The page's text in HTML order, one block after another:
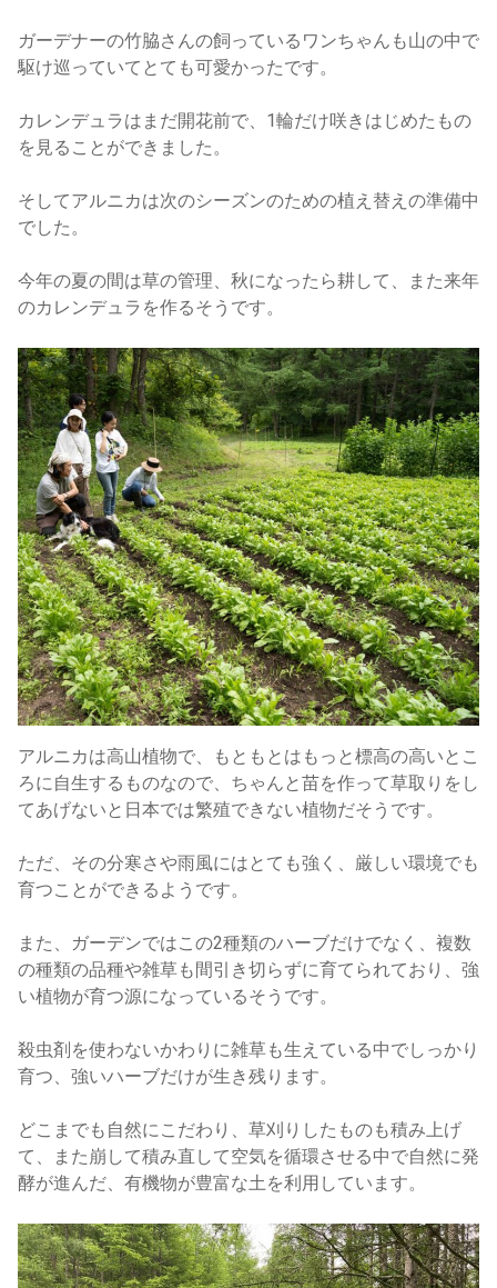
ガーデナーの竹脇さんの飼っているワンちゃんも山の中で
駆け巡っていてとても可愛かったです。
カレンデュラはまだ開花前で、1輪だけ咲きはじめたもの
を見ることができました。
そしてアルニカは次のシーズンのための植え替えの準備中
でした。
今年の夏の間は草の管理、秋になったら耕して、また来年
のカレンデュラを作るそうです。
アルニカは高山植物で、もともとはもっと標高の高いとこ
ろに自生するものなので、ちゃんと苗を作って草取りをし
てあげないと日本では繁殖できない植物だそうです。
ただ、その分寒さや雨風にはとても強く、厳しい環境でも
育つことができるようです。
また、ガーデンではこの2種類のハーブだけでなく、複数
の種類の品種や雑草も間引き切らずに育てられており、強
い植物が育つ源になっているそうです。
殺虫剤を使わないかわりに雑草も生えている中でしっかり
育つ、強いハーブだけが生き残ります。
どこまでも自然にこだわり、草刈りしたものも積み上げ
て、また崩して積み直して空気を循環させる中で自然に発
酵が進んだ、有機物が豊富な土を利用しています。